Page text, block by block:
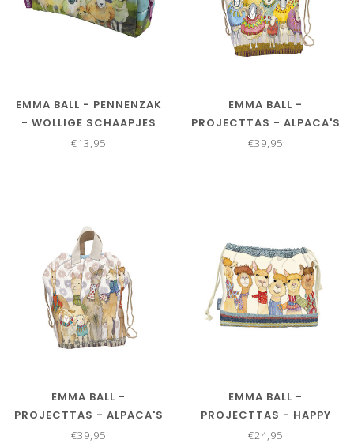
EMMA BALL - PENNENZAK
- WOLLIGE SCHAAPJES
€13,95
EMMA BALL -
PROJECTTAS - ALPACA'S
EN VRIENDEN 50 X 40 CM
€39,95
EMMA BALL -
PROJECTTAS - ALPACA'S
EN VRIENDEN 50 X 40 CM
€39,95
EMMA BALL -
PROJECTTAS - HAPPY
ALPACA'S 40 X 27 CM
€24,95